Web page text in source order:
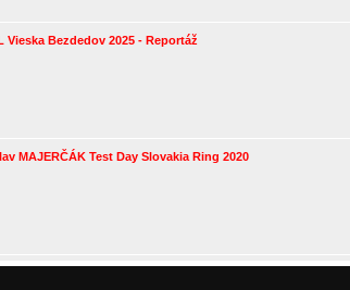
Vieska Bezdedov 2025 - Reportáž
MAJERČÁK Test Day Slovakia Ring 2020